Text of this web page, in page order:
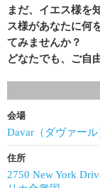
まだ、イエス様を
ス様があなたに何
てみませんか？
どなたでも、ご自
会場
Davar（ダヴァー
住所
2750 New York